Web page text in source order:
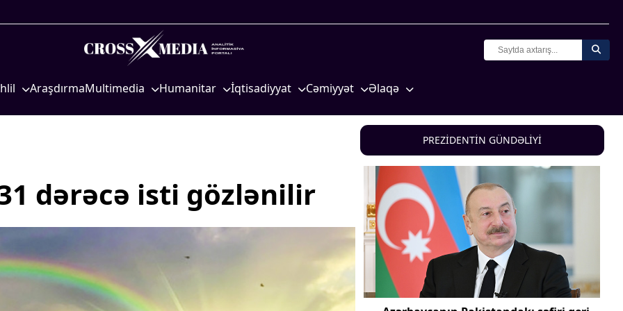
AraşdırmaMultimedia Humanitar
Mədəniyyətimizin Zəfəri
Zəfər Diasporu
Turizm
İqtisadiyyat
Kənd təsərrüfatı
Hərbi sənaye
COP29
Cəmiyyət
Məhkəmə və hüquq
Gənclər və İdman
Media və QHT
Hadisə
Sağlamlıq
Əlaqə
dərəcə isti gözlənilir
PREZİDENTİN GÜNDƏLİYİ